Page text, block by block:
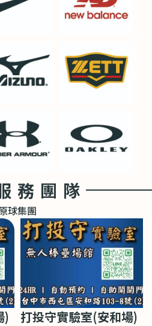
務團隊
球集團
) 打投守實驗室(安和場)